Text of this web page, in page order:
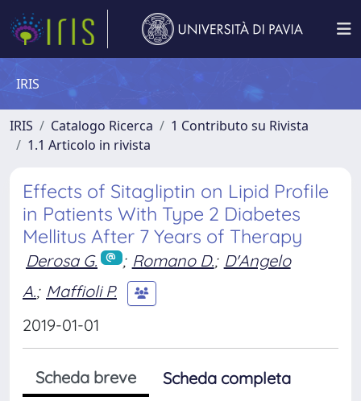
IRIS
IRIS Catalogo Ricerca
1 Contributo su Rivista
1.1 Articolo in rivista
Effects of Sitagliptin on Lipid Profile
in Patients With Type 2 Diabetes
Mellitus After 7 Years of Therapy
Derosa G. ; Romano D.; D'Angelo
A.; Maffioli P.
2019-01-01
Scheda breve
Scheda completa